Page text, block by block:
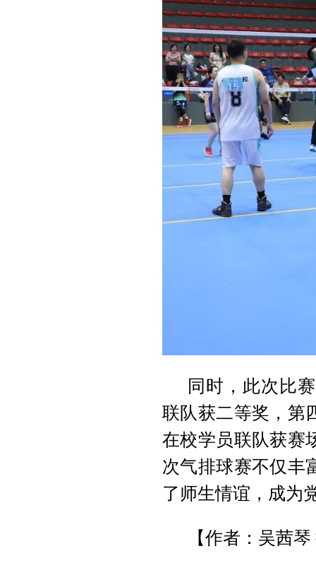
同时，此次比
联队获二等奖，第
在校学员联队获赛
次气排球赛不仅丰
了师生情谊，成为
【作者： 吴茜琴